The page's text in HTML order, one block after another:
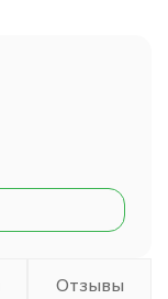
Отзывы